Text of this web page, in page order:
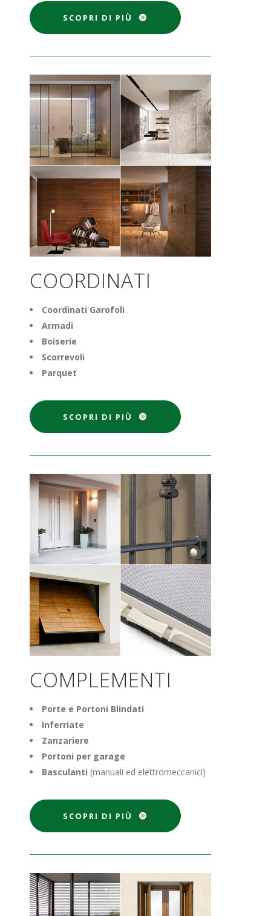
SCOPRI DI PIÙ
COORDINATI
Coordinati Garofoli
Armadi
Boiserie
Scorrevoli
Parquet
SCOPRI DI PIÙ
COMPLEMENTI
Porte e Portoni Blindati
Inferriate
Zanzariere
Portoni per garage
Basculanti (manuali ed elettromeccanici)
SCOPRI DI PIÙ